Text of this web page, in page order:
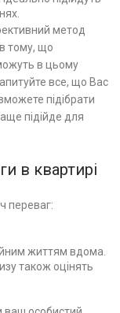
метод
в тому, що
в цьому
все, що Вас
підібрати
підійде для
в квартирі
переваг:
життям вдома.
також оцінять